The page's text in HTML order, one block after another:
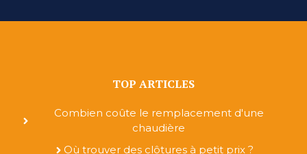
TOP ARTICLES
Combien coûte le remplacement d'une
chaudière
Où trouver des clôtures à petit prix ?